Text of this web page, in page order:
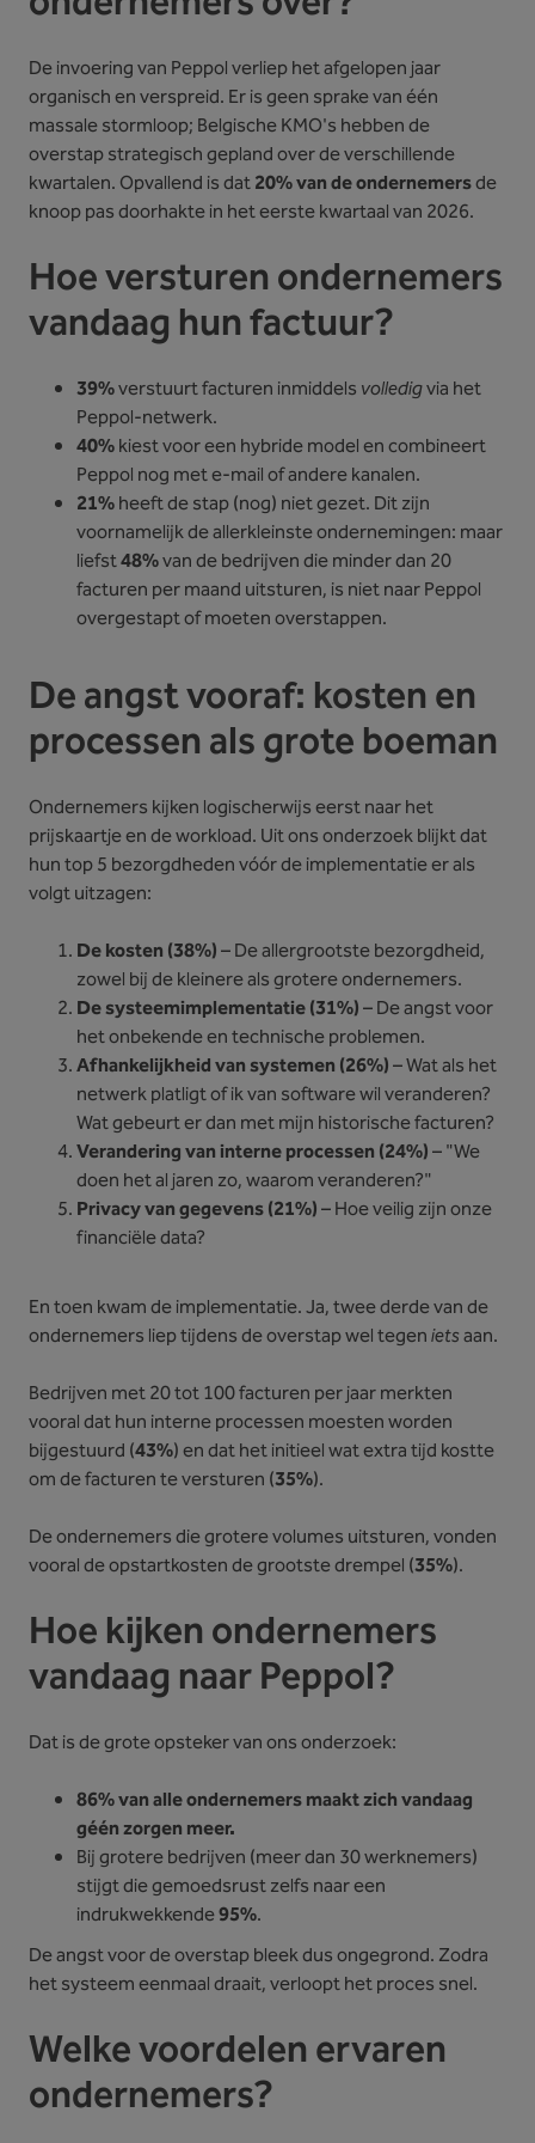
De invoering van Peppol verliep het afgelopen jaar
organisch en verspreid. Er is geen sprake van één
massale stormloop; Belgische KMO's hebben de
overstap strategisch gepland over de verschillende
kwartalen. Opvallend is dat20% van de ondernemersde
knoop pas doorhakte in het eerste kwartaal van 2026.
Hoe versturen ondernemers
vandaag hun factuur?
39%verstuurt facturen inmiddels volledigvia het
Peppol-netwerk.
40%kiest voor een hybride model en combineert
Peppol nog met e-mail of andere kanalen.
21%heeft de stap (nog) niet gezet. Dit zijn
voornamelijk de allerkleinste ondernemingen: maar
liefst48%van de bedrijven die minder dan 20
facturen per maand uitsturen, is niet naar Peppol
overgestapt of moeten overstappen.
De angst vooraf: kosten en
processen als grote boeman
Ondernemers kijken logischerwijs eerst naar het
prijskaartje en de workload. Uit ons onderzoek blijkt dat
hun top 5 bezorgdheden vóór de implementatie er als
volgt uitzagen:
De kosten (38%)– De allergrootste bezorgdheid,
zowel bij de kleinere als grotere ondernemers.
De systeemimplementatie (31%)– De angst voor
het onbekende en technische problemen.
Afhankelijkheid van systemen (26%)– Wat als het
netwerk platligt of ik van software wil veranderen?
Wat gebeurt er dan met mijn historische facturen?
Verandering van interne processen (24%)– "We
doen het al jaren zo, waarom veranderen?"
Privacy van gegevens (21%)– Hoe veilig zijn onze
financiële data?
En toen kwam de implementatie. Ja, twee derde van de
ondernemers liep tijdens de overstap wel tegenietsaan.
Bedrijven met 20 tot 100 facturen per jaar merkten
vooral dat hun interne processen moesten worden
bijgestuurd (43%) en dat het initieel wat extra tijd kostte
om de facturen te versturen (35%).
De ondernemers die grotere volumes uitsturen, vonden
vooral de opstartkosten de grootste drempel (35%).
Hoe kijken ondernemers
vandaag naar Peppol?
Dat is de grote opsteker van ons onderzoek:
86% van alle ondernemers maakt zich vandaag
géén zorgen meer.
Bij grotere bedrijven (meer dan 30 werknemers)
stijgt die gemoedsrust zelfs naar een
indrukwekkende95%.
De angst voor de overstap bleek dus ongegrond. Zodra
het systeem eenmaal draait, verloopt het proces snel.
Welke voordelen ervaren
ondernemers?